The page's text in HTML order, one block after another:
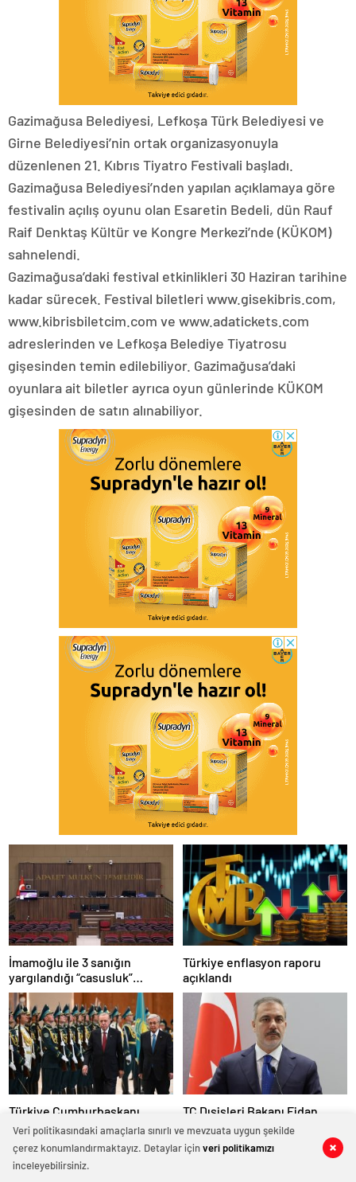
0 0
0 0
0 0
0 0
0 0
Gazimağusa Belediyesi, Lefkoşa Türk Belediyesi ve
Girne Belediyesi’nin ortak organizasyonuyla
düzenlenen 21. Kıbrıs Tiyatro Festivali başladı.
Gazimağusa Belediyesi’nden yapılan açıklamaya göre
festivalin açılış oyunu olan Esaretin Bedeli, dün Rauf
Raif Denktaş Kültür ve Kongre Merkezi’nde (KÜKOM)
sahnelendi.
Gazimağusa’daki festival etkinlikleri 30 Haziran tarihine
kadar sürecek. Festival biletleri www.gisekibris.com,
www.kibrisbiletcim.com ve www.adatickets.com
adreslerinden ve Lefkoşa Belediye Tiyatrosu
gişesinden temin edilebiliyor. Gazimağusa’daki
oyunlara ait biletler ayrıca oyun günlerinde KÜKOM
gişesinden de satın alınabiliyor.
İmamoğlu ile 3 sanığın
yargılandığı “casusluk”
davasında ara karar
açıklandı…Tutukluluk
hallerinin devamına karar
verildi
Türkiye enflasyon raporu
açıklandı
Türkiye Cumhurbaşkanı
Erdoğan, Kazakistan’da resmi
törenle karşılandı
TC Dışişleri Bakanı Fidan,
yarın TDT Dışişleri Bakanları
Konseyi Toplantısı’na
katılacak
0 0
Veri politikasındaki amaçlarla sınırlı ve mevzuata uygun şekilde
çerez konumlandırmaktayız. Detaylar içinveri politikamızı
inceleyebilirsiniz.